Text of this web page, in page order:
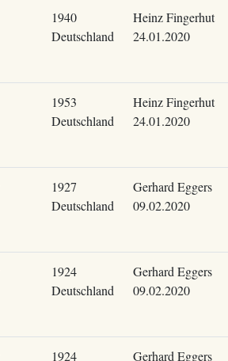
1940
Deutschland
Heinz Fingerhut
24.01.2020
1953
Deutschland
Heinz Fingerhut
24.01.2020
1927
Deutschland
Gerhard Eggers
09.02.2020
1924
Deutschland
Gerhard Eggers
09.02.2020
1924
Gerhard Eggers